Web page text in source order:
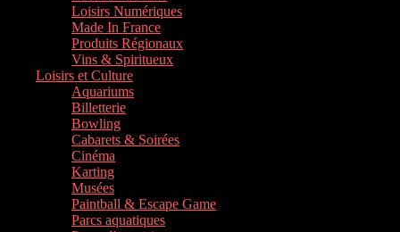
Loisirs Numériques
Made In France
Produits Régionaux
Vins & Spiritueux
Loisirs et Culture
Aquariums
Billetterie
Bowling
Cabarets & Soirées
Cinéma
Karting
Musées
Paintball & Escape Game
Parcs aquatiques